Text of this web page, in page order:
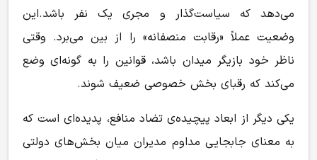
می‌دهد که سیاست‌گذار و مجری یک نفر باشد.این
وضعیت عملاً «رقابت منصفانه» را از بین می‌برد. وقتی
ناظر خود بازیگر میدان باشد، قوانین را به گونه‌ای وضع
می‌کند که رقبای بخش خصوصی ضعیف شوند.
یکی دیگر از ابعاد پیچیده‌ی تضاد منافع، پدیده‌ای است که
به معنای جابجایی مداوم مدیران میان بخش‌های دولتی